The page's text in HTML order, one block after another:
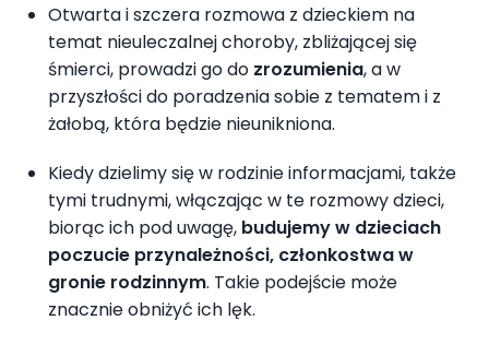
Otwarta i szczera rozmowa z dzieckiem na
temat nieuleczalnej choroby, zbliżającej się
śmierci, prowadzi go do zrozumienia, a w
przyszłości do poradzenia sobie z tematem i z
żałobą, która będzie nieunikniona.
Kiedy dzielimy się w rodzinie informacjami, także
tymi trudnymi, włączając w te rozmowy dzieci,
biorąc ich pod uwagę, budujemy w dzieciach
poczucie przynależności, członkostwa w
gronie rodzinnym. Takie podejście może
znacznie obniżyć ich lęk.